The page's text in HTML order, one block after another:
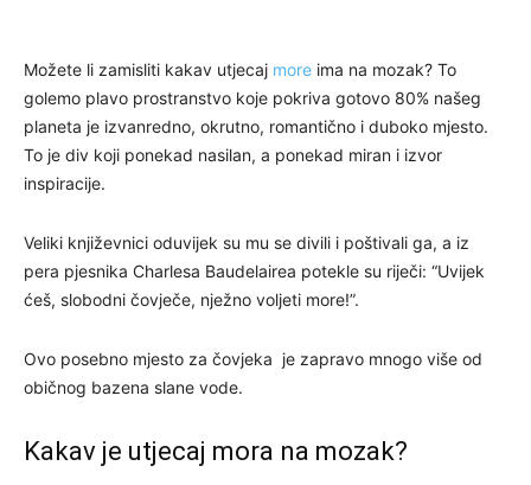
Možete li zamisliti kakav utjecaj more ima na mozak? To
golemo plavo prostranstvo koje pokriva gotovo 80% našeg
planeta je izvanredno, okrutno, romantično i duboko mjesto.
To je div koji ponekad nasilan, a ponekad miran i izvor
inspiracije.
Veliki književnici oduvijek su mu se divili i poštivali ga, a iz
pera pjesnika Charlesa Baudelairea potekle su riječi: “Uvijek
ćeš, slobodni čovječe, nježno voljeti more!”.
Ovo posebno mjesto za čovjeka je zapravo mnogo više od
običnog bazena slane vode.
Kakav je utjecaj mora na mozak?